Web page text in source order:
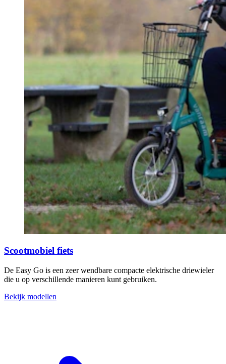
Scootmobiel fiets
De Easy Go is een zeer wendbare compacte elektrische driewieler
die u op verschillende manieren kunt gebruiken.
Bekijk modellen